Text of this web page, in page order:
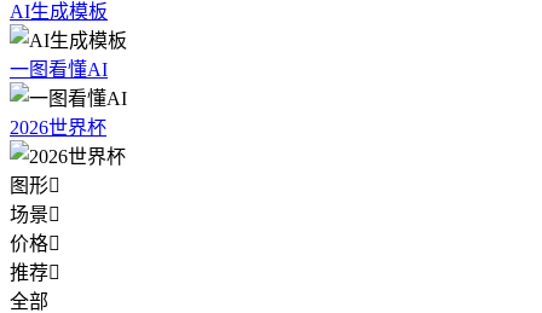
AI生成模板
一图看懂AI
2026世界杯
图形
场景
价格
推荐
全部